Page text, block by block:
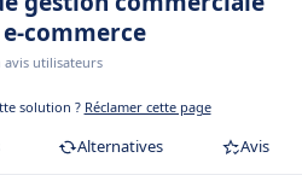
commerce
avis utilisateurs
solution ? Réclamer cette page
Alternatives Avis